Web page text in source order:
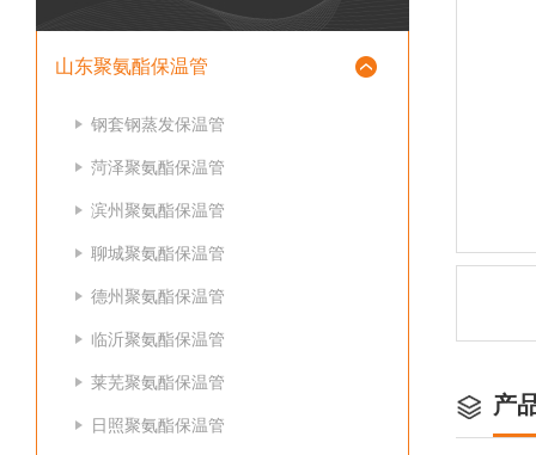
山东聚氨酯保温管
钢套钢蒸发保温管
菏泽聚氨酯保温管
滨州聚氨酯保温管
聊城聚氨酯保温管
德州聚氨酯保温管
临沂聚氨酯保温管
莱芜聚氨酯保温管
日照聚氨酯保温管
产